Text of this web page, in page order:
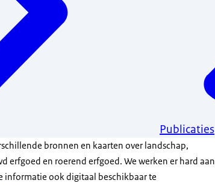
Publicaties
bronnen en kaarten over landschap,
erfgoed en roerend erfgoed. We werken er hard aan
informatie ook digitaal beschikbaar te